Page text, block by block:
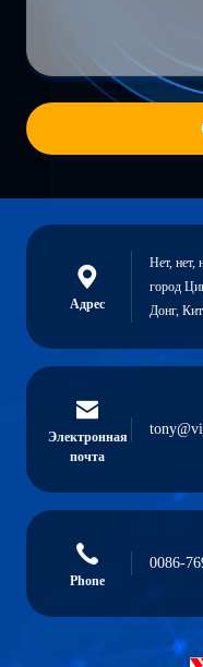
Адрес
Нет, нет,
город
Донг,
Электронная
почта
Phone
0086-